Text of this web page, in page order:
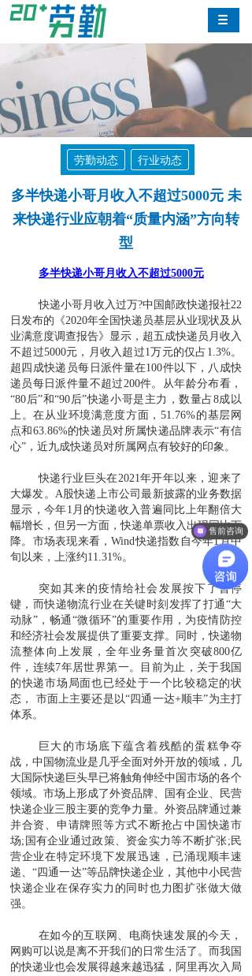
劳勤动态 行业动态
多半快递小哥月收入不超过5000元 未
来快递行业应朝着“质量内涵”方向转
型
多半快递小哥月收入不超过5000元
快递小哥月收入过万?中国邮政快递报社22
日发布的《2020年全国快递员基层从业现状及从
业满意度调查报告》显示，超五成快递员月收入
不超过5000元，月收入超过1万元的仅占1.3%。
超四成快递员每日派件量在100件以下，八成快
递员每日派件量不超过200件。从年龄分布看，
“80后”和“90后”快递小哥是主力，数量占8成以
上。在从业环境满意度方面，51.76%的基层网
点和63.86%的快递员对所属快递品牌表示“有信
心”，近九成快递员对所属网点有较好的印象。
快递行业巨头在2021年开年以来，迎来了
大爆发。A股快递上市公司最新披露的业务数据
显示，今年1月的快递收入普遍同比上年翻倍大
幅增长，但另一方面，快递单票收入出现同比下
降。市场表现来看，Wind快递指数自今年1月中
旬以来，上涨约11.31%。
突如其来的疫情给社会发展按下了暂停
键，而快递物流行业在关键时刻发挥了打通“大
动脉”，畅通“微循环”的重要作用，为疫情防控
和经济社会发展提供了重要支撑。同时，快递物
流整体向上发展，全年业务量首次突破800亿
件，连续7年居世界第一。目前为止，关于我国
的快递市场局面也已经处于一个比较稳定的状
态， 市面上主要还是以“四通一达+顺丰”为主打
体系。
巨大的市场底下蕴含着残酷的蛋糕争夺
战，中国物流业是几乎全面对外开放的领域，几
大国际快递巨头早已将触角伸经中国市场的各个
领域。市场上形成了外资品牌、国有企业、民营
快递企业三股主要的竞争力量。外资品牌通过兼
并合资、申请牌照等方式不断抢占中国快递市
场;国有企业通过政策、资金实力等不断扩张;民
营企业在特定环境下发展迅速，已涌现顺丰速
递、“四通一达”等品牌快递企业，其他中小民营
快递企业在保存实力的同时也力图扩张做大做
强。
在如今的互联网、电商快速发展的今天，
网购可以说是离不开我们的日常生活了。而我国
的快递业也会发展得越来越迅猛，阿里再次入局
售前咨询